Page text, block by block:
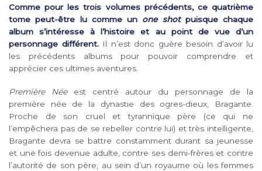
Comme pour les trois volumes précédents, ce quatrième
tome peut-être lu comme un one shot puisque chaque
album s’intéresse à l’histoire et au point de vue d’un
personnage différent.Il n’est donc guère besoin d’avoir lu
les précédents albums pour pouvoir comprendre et
apprécier ces ultimes aventures.
Première Née est centré autour du personnage de la
première née de la dynastie des ogres-dieux, Bragante.
Proche de son cruel et tyrannique père (ce qui ne
l’empêchera pas de se rebeller contre lui) et très intelligente,
Bragante devra se battre constamment durant sa jeunesse
et une fois devenue adulte, contre ses demi-frères et contre
l’autorité de son père, au sein d’un royaume où les femmes